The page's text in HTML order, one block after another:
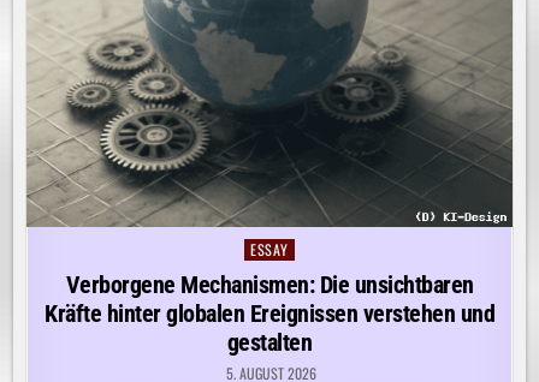
Posted
in
ESSAY
Verborgene Mechanismen: Die unsichtbaren
Kräfte hinter globalen Ereignissen verstehen und
gestalten
5. AUGUST 2026